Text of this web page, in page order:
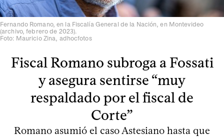
Fernando Romano, en la Fiscalía General de la Nación, en Montevideo
(archivo, febrero de 2023).
Foto: Mauricio Zina, adhocfotos
Fiscal Romano subroga a Fossati
y asegura sentirse “muy
respaldado por el fiscal de
Corte”
Romano asumió el caso Astesiano hasta que